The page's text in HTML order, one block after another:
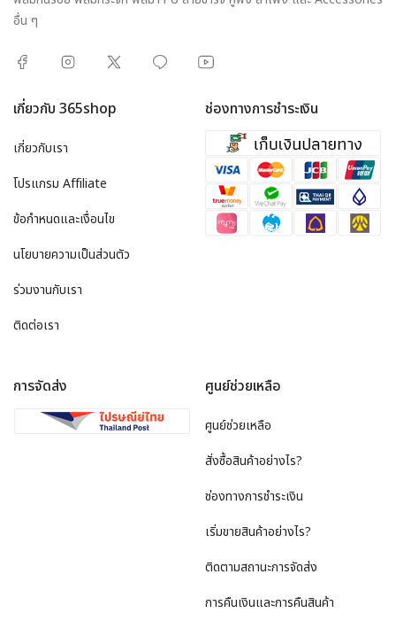
อื่น ๆ
เกี่ยวกับ 365shop
เกี่ยวกับเรา
โปรแกรม Affiliate
ข้อกำหนดและเงื่อนไข
นโยบายความเป็นส่วนตัว
ร่วมงานกับเรา
ติดต่อเรา
ช่องทางการชำระเงิน
การจัดส่ง ศูนย์ช่วยเหลือ
ศูนย์ช่วยเหลือ
สั่งซื้อสินค้าอย่างไร?
ช่องทางการชำระเงิน
เริ่มขายสินค้าอย่างไร?
ติดตามสถานะการจัดส่ง
การคืนเงินและการคืนสินค้า